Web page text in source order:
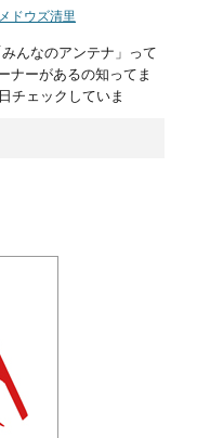
ドウズ清里
んなのアンテナ」って
ナーがあるの知ってま
チェックしていま